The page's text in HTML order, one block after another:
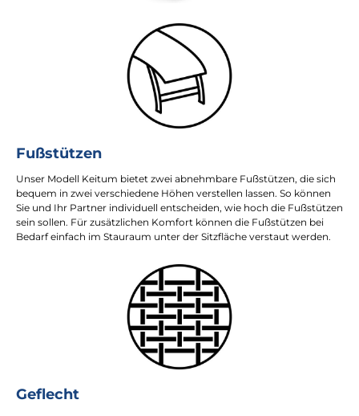
Fußstützen
Unser Modell Keitum bietet zwei abnehmbare Fußstützen, die sich
bequem in zwei verschiedene Höhen verstellen lassen. So können
Sie und Ihr Partner individuell entscheiden, wie hoch die Fußstützen
sein sollen. Für zusätzlichen Komfort können die Fußstützen bei
Bedarf einfach im Stauraum unter der Sitzfläche verstaut werden.
Geflecht